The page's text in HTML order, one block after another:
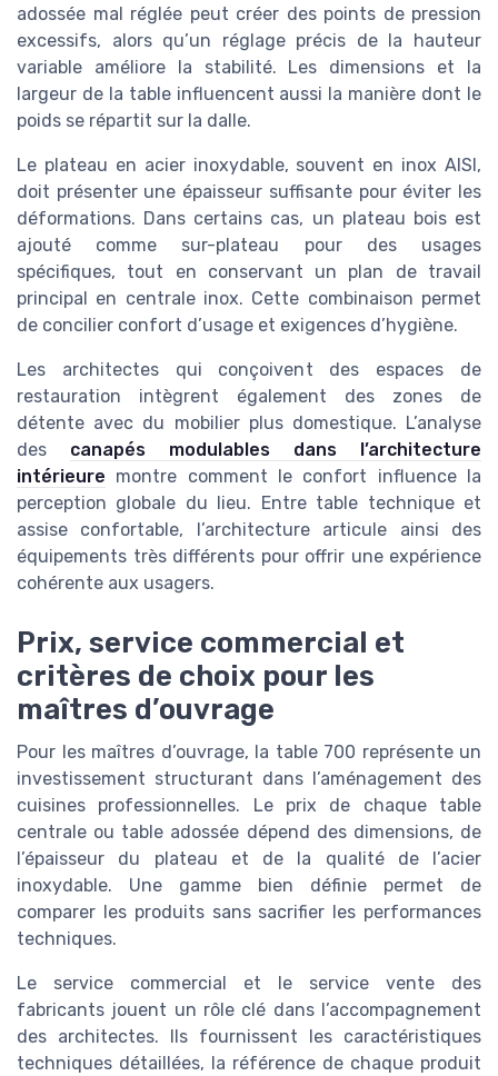
adossée mal réglée peut créer des points de pression
excessifs, alors qu’un réglage précis de la hauteur
variable améliore la stabilité. Les dimensions et la
largeur de la table influencent aussi la manière dont le
poids se répartit sur la dalle.
Le plateau en acier inoxydable, souvent en inox AISI,
doit présenter une épaisseur suffisante pour éviter les
déformations. Dans certains cas, un plateau bois est
ajouté comme sur-plateau pour des usages
spécifiques, tout en conservant un plan de travail
principal en centrale inox. Cette combinaison permet
de concilier confort d’usage et exigences d’hygiène.
Les architectes qui conçoivent des espaces de
restauration intègrent également des zones de
détente avec du mobilier plus domestique. L’analyse
des canapés modulables dans l’architecture
intérieure montre comment le confort influence la
perception globale du lieu. Entre table technique et
assise confortable, l’architecture articule ainsi des
équipements très différents pour offrir une expérience
cohérente aux usagers.
Prix, service commercial et
critères de choix pour les
maîtres d’ouvrage
Pour les maîtres d’ouvrage, la table 700 représente un
investissement structurant dans l’aménagement des
cuisines professionnelles. Le prix de chaque table
centrale ou table adossée dépend des dimensions, de
l’épaisseur du plateau et de la qualité de l’acier
inoxydable. Une gamme bien définie permet de
comparer les produits sans sacrifier les performances
techniques.
Le service commercial et le service vente des
fabricants jouent un rôle clé dans l’accompagnement
des architectes. Ils fournissent les caractéristiques
techniques détaillées, la référence de chaque produit